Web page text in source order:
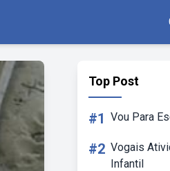
Top Post
#1 Vou Para
#2 Vogais
Infantil